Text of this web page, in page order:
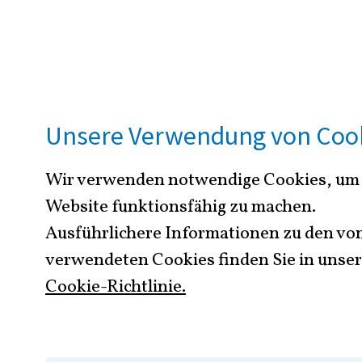
Unsere Verwendung von
Wir verwenden notwendige Cookies,
Website funktionsfähig zu machen.
Ausführlichere Informationen zu den
verwendeten Cookies finden Sie in
Cookie-Richtlinie.